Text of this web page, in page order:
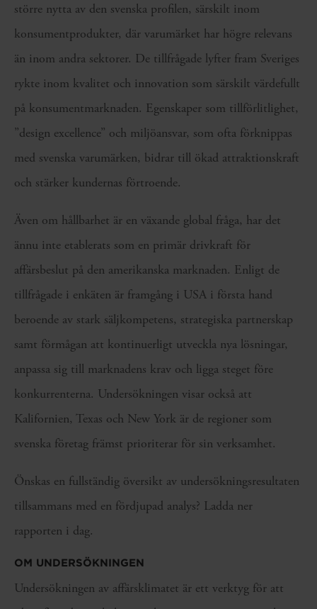
större nytta av den svenska profilen, särskilt inom
konsumentprodukter, där varumärket har högre relevans
än inom andra sektorer. De tillfrågade lyfter fram Sveriges
rykte inom kvalitet och innovation som särskilt värdefullt
på konsumentmarknaden. Egenskaper som tillförlitlighet,
”design excellence” och miljöansvar, som ofta förknippas
med svenska varumärken, bidrar till ökad attraktionskraft
och stärker kundernas förtroende.
Även om hållbarhet är en växande global fråga, har det
ännu inte etablerats som en primär drivkraft för
affärsbeslut på den amerikanska marknaden. Enligt de
tillfrågade i enkäten är framgång i USA i första hand
beroende av stark säljkompetens, strategiska partnerskap
samt förmågan att kontinuerligt utveckla nya lösningar,
anpassa sig till marknadens krav och ligga steget före
konkurrenterna. Undersökningen visar också att
Kalifornien, Texas och New York är de regioner som
svenska företag främst prioriterar för sin verksamhet.
Önskas en fullständig översikt av undersökningsresultaten
tillsammans med en fördjupad analys? Ladda ner
rapporten i dag.
OM UNDERSÖKNINGEN
Undersökningen av affärsklimatet är ett verktyg för att